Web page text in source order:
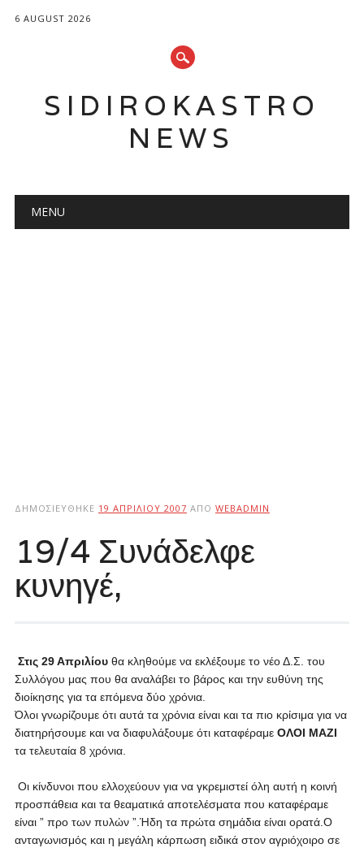
6 AUGUST 2026
SIDIROKASTRO
NEWS
Main menu
MENU
ΔΗΜΟΣΙΕΎΘΗΚΕ 19 ΑΠΡΙΛΊΟΥ 2007 ΑΠΌ WEBADMIN
19/4 Συνάδελφε
κυνηγέ,
Στις 29 Απριλίουθα κληθούμε να εκλέξουμε το νέο Δ.Σ. του
Συλλόγου μας που θα αναλάβει το βάρος και την ευθύνη της
διοίκησης για τα επόμενα δύο χρόνια.
Όλοι γνωρίζουμε ότι αυτά τα χρόνια είναι και τα πιο κρίσιμα για να
διατηρήσουμε και να διαφυλάξουμε ότι καταφέραμε ΟΛΟΙ ΜΑΖΙ
τα τελευταία 8 χρόνια.
Οι κίνδυνοι που ελλοχεύουν για να γκρεμιστεί όλη αυτή η κοινή
προσπάθεια και τα θεαματικά αποτελέσματα που καταφέραμε
είναι ” προ των πυλών ”.Ήδη τα πρώτα σημάδια είναι ορατά.Ο
ανταγωνισμός και η μεγάλη κάρπωση ειδικά στον αγριόχοιρο σε